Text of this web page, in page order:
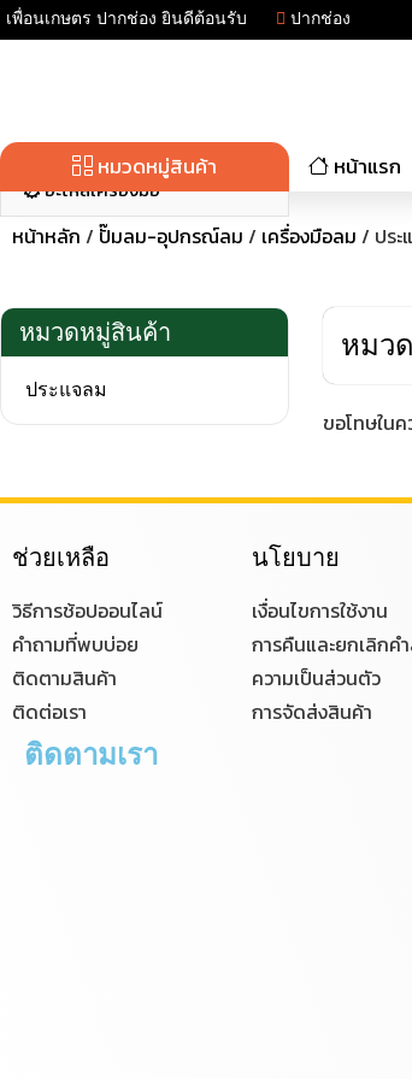
เพื่อนเกษตร ปากช่อง ยินดีต้อนรับ ปากช่อง
หมวดหมู่สินค้า หน้าแรก
มอเตอร์ไฟฟ้า-เครื่องปั่นไฟ
ปั๊มน้ำ-เครื่องฉีดน้ำ
อะไหล่เครื่องมือ
หน้าหลัก / ปั๊มลม-อุปกรณ์ลม / เครื่องมือลม / ประ
หมวดหมู่สินค้า
ประแจลม
หมว
ขอโทษใน
ช่วยเหลือ
วิธีการช้อปออนไลน์
คำถามที่พบบ่อย
ติดตามสินค้า
ติดต่อเรา
นโยบาย
เงื่อนไขการใช้งาน
การคืนและยกเลิกค
ความเป็นส่วนตัว
การจัดส่งสินค้า
ติดตามเรา